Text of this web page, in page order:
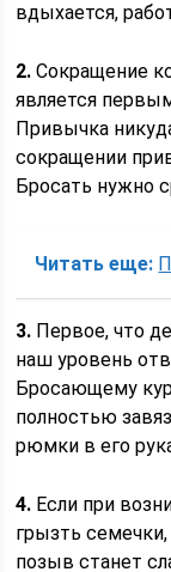
вдыхается,
2. Сокращение
является
Привычка
сокращении
Бросать нужно
Читать еще:
3. Первое, что
наш уровень
Бросающему
полностью
рюмки в его
4. Если при
грызть
позыв станет